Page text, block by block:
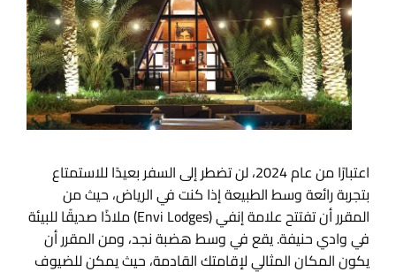
اعتبارًا من عام 2024، لن تضطر إلى السفر بعيدًا للاستمتاع
بتجربة رائعة وسط الطبيعة إذا كنت في الرياض، حيث من
المقرر أن تفتتح علامة إنفي (Envi Lodges) ملاذًا صديقًا للبيئة
في وادي حنيفة. يقع في وسط هضبة نجد، ومن المقرر أن
يكون المكان المثالي لإقامتك القادمة، حيث يمكن للضيوف